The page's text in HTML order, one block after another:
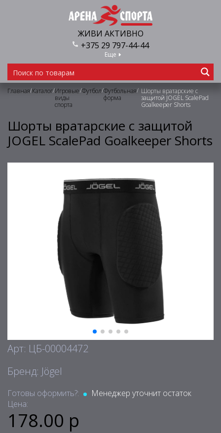
ЖИВИ АКТИВНО
+375 29 797-44-44
Еще
Главная/Каталог/Игровые
виды
спорта
/Футбол/Футбольная
форма
/ Шорты вратарские с
защитой JOGEL ScalePad
Goalkeeper Shorts
Шорты вратарские с защитой
JOGEL ScalePad Goalkeeper Shorts
Арт: ЦБ-00004472
Бренд: Jögel
Готовы оформить?:
Менеджер уточнит остаток
Цена:
178.00 р